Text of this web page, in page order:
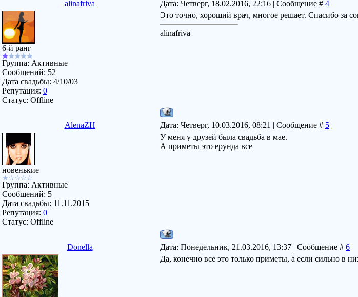
alinafriva Дата: Четверг, 18.02.2016, 22:16 | Сообщение # 4
6-й ранг
Группа: Активные
Сообщений: 52
Дата свадьбы: 4/10/03
Репутация: 0
Статус: Offline
Это точно, хороший врач, многое решает. Спасибо за
alinafriva
AlenaZH Дата: Четверг, 10.03.2016, 08:21 | Сообщение # 5
новенькие
Группа: Активные
Сообщений: 5
Дата свадьбы: 11.11.2015
Репутация: 0
Статус: Offline
У меня у друзей была свадьба в мае.
А приметы это ерунда все
Donella Дата: Понедельник, 21.03.2016, 13:37 | Сообщение # 6
Да, конечно все это только приметы, а если сильно в